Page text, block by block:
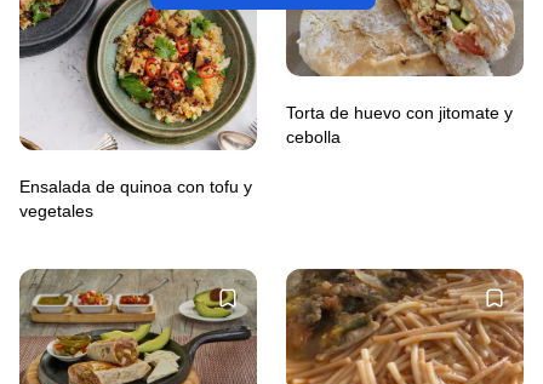
Ensalada de quinoa con tofu y
vegetales
Torta de huevo con jitomate y
cebolla